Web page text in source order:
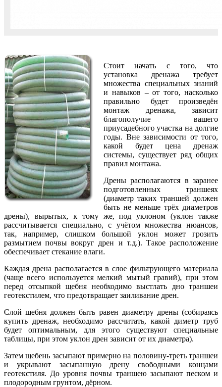
Стоит начать с того, что
установка дренажа требует
множества специальных знаний
и навыков – от того, насколько
правильно будет произведён
монтаж дренажа, зависит
благополучие вашего
приусадебного участка на долгие
годы. Вне зависимости от того,
какой будет цена дренаж
системы, существует ряд общих
правил монтажа.
Дрены располагаются в заранее
подготовленных траншеях
(диаметр таких траншей должен
быть не меньше трёх диаметров
дрены), вырытых, к тому же, под уклоном (уклон также
рассчитывается специально, с учётом множества нюансов,
так, например, слишком большой уклон может грозить
размытием почвы вокруг дрен и т.д.). Такое расположение
обеспечивает стекание влаги.
Каждая дрена располагается в слое фильтрующего материала
(чаще всего используется мелкий мытый гравий), при этом
перед отсыпкой щебня необходимо выстлать дно траншеи
геотекстилем, что предотвращает заиливание дрен.
Слой щебня должен быть равен диаметру дрены (собираясь
купить дренаж, необходимо рассчитать, какой диметр труб
будет оптимальным, для этого существуют специальные
таблицы, при этом уклон дрен зависит от их диаметра).
Затем щебень засыпают примерно на половину-треть траншеи
и укрывают засыпанную дрену свободными концами
геотекстиля. До уровня почвы траншею засыпают песком и
плодородным грунтом, дёрном.